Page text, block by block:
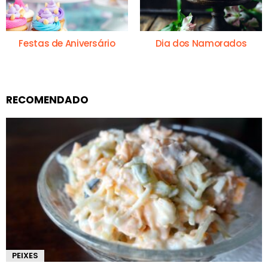
Festas de Aniversário Dia dos Namorados
RECOMENDADO
PEIXES